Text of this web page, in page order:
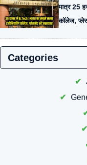
मात्र 25
कॉलेज,
Categories